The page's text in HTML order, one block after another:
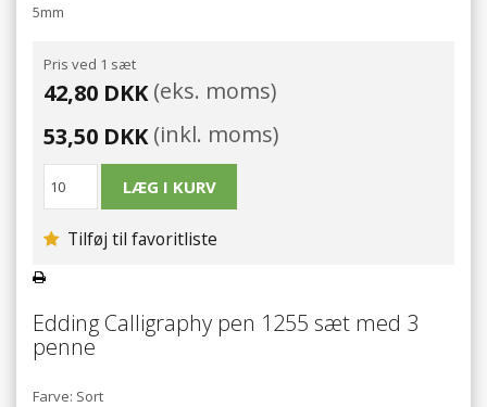
5mm
Pris ved 1 sæt
42,80 DKK(eks. moms)
53,50 DKK(inkl. moms)
Tilføj til favoritliste
Edding Calligraphy pen 1255 sæt med 3
penne
Farve: Sort